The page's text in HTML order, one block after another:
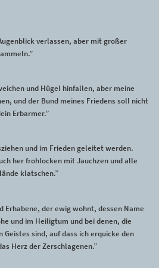
verlassen, aber mit großer
und Hügel hinfallen, aber meine
und der Bund meines Friedens soll nicht
Erbarmer.”
und im Frieden geleitet werden.
her frohlocken mit Jauchzen und alle
klatschen.”
Erhabene, der ewig wohnt, dessen Name
und im Heiligtum und bei denen, die
sind, auf dass ich erquicke den
Herz der Zerschlagenen.”